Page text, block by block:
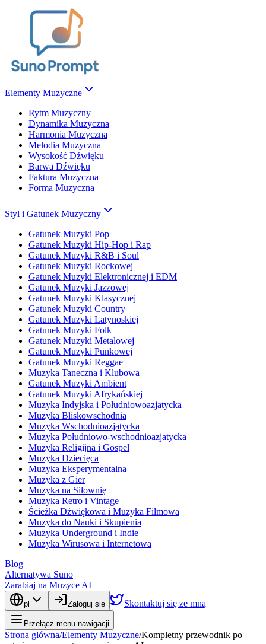
Elementy Muzyczne
Rytm Muzyczny
Dynamika Muzyczna
Harmonia Muzyczna
Melodia Muzyczna
Wysokość Dźwięku
Barwa Dźwięku
Faktura Muzyczna
Forma Muzyczna
Styl i Gatunek Muzyczny
Gatunek Muzyki Pop
Gatunek Muzyki Hip-Hop i Rap
Gatunek Muzyki R&B i Soul
Gatunek Muzyki Rockowej
Gatunek Muzyki Elektronicznej i EDM
Gatunek Muzyki Jazzowej
Gatunek Muzyki Klasycznej
Gatunek Muzyki Country
Gatunek Muzyki Latynoskiej
Gatunek Muzyki Folk
Gatunek Muzyki Metalowej
Gatunek Muzyki Punkowej
Gatunek Muzyki Reggae
Muzyka Taneczna i Klubowa
Gatunek Muzyki Ambient
Gatunek Muzyki Afrykańskiej
Muzyka Indyjska i Południowoazjatycka
Muzyka Bliskowschodnia
Muzyka Wschodnioazjatycka
Muzyka Południowo-wschodnioazjatycka
Muzyka Religijna i Gospel
Muzyka Dziecięca
Muzyka Eksperymentalna
Muzyka z Gier
Muzyka na Siłownię
Muzyka Retro i Vintage
Ścieżka Dźwiękowa i Muzyka Filmowa
Muzyka do Nauki i Skupienia
Muzyka Underground i Indie
Muzyka Wirusowa i Internetowa
Blog
Alternatywa Suno
Zarabiaj na Muzyce AI
pl Zaloguj się Skontaktuj się ze mną
Przełącz menu nawigacji
Strona główna/Elementy Muzyczne/Kompletny przewodnik po